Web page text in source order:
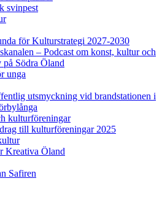
svinpest
för Kulturstrategi 2027-2030
– Podcast om konst, kultur och
på Södra Öland
unga
utsmyckning vid brandstationen i
kulturföreningar
till kulturföreningar 2025
Kreativa Öland
Safiren